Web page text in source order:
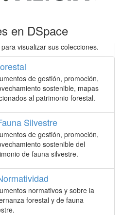
en DSpace
visualizar sus colecciones.
de gestión, promoción,
sostenible, mapas
al patrimonio forestal.
Silvestre
de gestión, promoción,
sostenible del
de fauna silvestre.
normativos y sobre la
forestal y de fauna